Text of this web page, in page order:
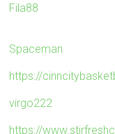
Fila88
Spaceman
https://
virgo222
https://